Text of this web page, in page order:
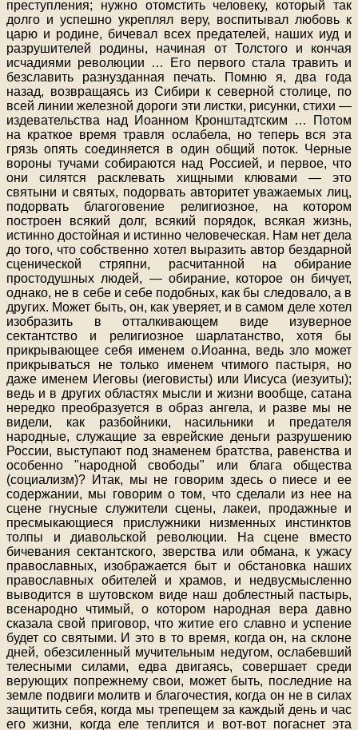
преступления; нужно отомстить человеку, который так
долго и успешно укреплял веру, воспитывал любовь к
царю и родине, бичевал всех предателей, наших иуд и
разрушителей родины, начиная от Толстого и кончая
исчадиями революции … Его первого стала травить и
безславить разнузданная печать. Помню я, два года
назад, возвращаясь из Сибири к северной столице, по
всей линии железной дороги эти листки, рисунки, стихи —
издевательства над Иоанном Кронштадтским … Потом
на краткое время травля ослабела, но теперь вся эта
грязь опять соединяется в один общий поток. Черные
вороны тучами собираются над Россией, и первое, что
они силятся расклевать хищными клювами — это
святыни и святых, подорвать авторитет уважаемых лиц,
подорвать благоговение религиозное, на котором
построен всякий долг, всякий порядок, всякая жизнь,
истинно достойная и истинно человеческая. Нам нет дела
до того, что собственно хотел выразить автор бездарной
сценической стряпни, расчитанной на обирание
простодушных людей, — обирание, которое он бичует,
однако, не в себе и себе подобных, как бы следовало, а в
других. Может быть, он, как уверяет, и в самом деле хотел
изобразить в отталкивающем виде изуверное
сектантство и религиозное шарлатанство, хотя бы
прикрывающее себя именем о.Иоанна, ведь зло может
прикрываться не только именем чтимого пастыря, но
даже именем Иеговы (иеговисты) или Иисуса (иезуиты);
ведь и в других областях мысли и жизни вообще, сатана
нередко преобразуется в образ ангела, и разве мы не
видели, как разбойники, насильники и предателя
народные, служащие за еврейские деньги разрушению
России, выступают под знаменем братства, равенства и
особенно "народной свободы" или блага общества
(социализм)? Итак, мы не говорим здесь о пиесе и ее
содержании, мы говорим о том, что сделали из нее на
сцене гнусные служители сцены, лакеи, продажные и
пресмыкающиеся прислужники низменных инстинктов
толпы и диавольской революции. На сцене вместо
бичевания сектантского, зверства или обмана, к ужасу
православных, изображается быт и обстановка наших
православных обителей и храмов, и недвусмысленно
выводится в шутовском виде наш доблестный пастырь,
всенародно чтимый, о котором народная вера давно
сказала свой приговор, что житие его славно и успение
будет со святыми. И это в то время, когда он, на склоне
дней, обезсиленный мучительным недугом, ослабевший
телесными силами, едва двигаясь, совершает среди
верующих попрежнему свои, может быть, последние на
земле подвиги молитв и благочестия, когда он не в силах
защитить себя, когда мы трепещем за каждый день и час
его жизни, когда еле теплится и вот-вот погаснет эта